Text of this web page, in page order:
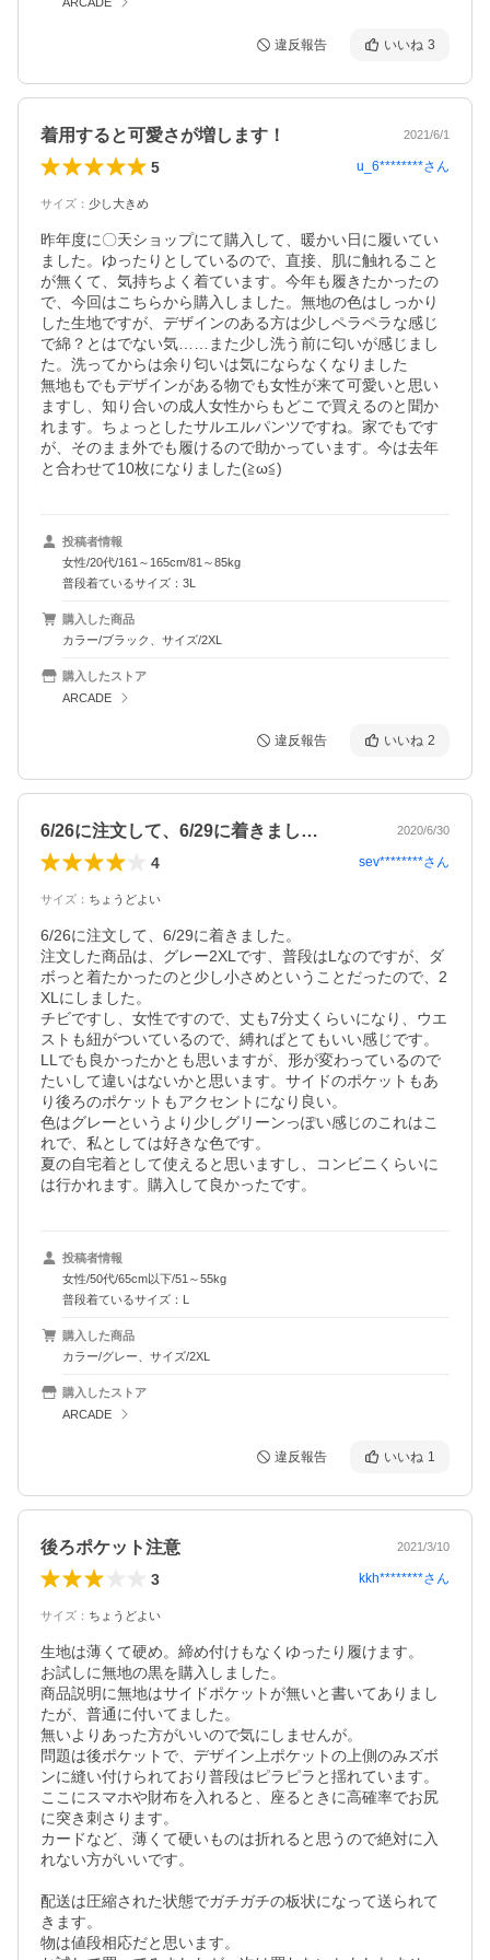
違反報告 いいね 3
着用すると可愛さが増します！ 2021/6/1
5 u_6********さん
サイズ ： 少し大きめ
昨年度に〇天ショップにて購入して、暖かい日に履いてい
ました。ゆったりとしているので、直接、肌に触れること
が無くて、気持ちよく着ています。今年も履きたかったの
で、今回はこちらから購入しました。無地の色はしっかり
した生地ですが、デザインのある方は少しペラペラな感じ
で綿？とはでない気……また少し洗う前に匂いが感じまし
た。洗ってからは余り匂いは気にならなくなりました
無地もでもデザインがある物でも女性が来て可愛いと思い
ますし、知り合いの成人女性からもどこで買えるのと聞か
れます。ちょっとしたサルエルパンツですね。家でもです
が、そのまま外でも履けるので助かっています。今は去年
と合わせて10枚になりました(≧ω≦)
投稿者情報
女性/20代/161～165cm/81～85kg
普段着ているサイズ：3L
購入した商品
カラー/ブラック、サイズ/2XL
購入したストア
ARCADE
違反報告 いいね 2
6/26に注文して、6/29に着きまし… 2020/6/30
4 sev********さん
サイズ ： ちょうどよい
6/26に注文して、6/29に着きました。
注文した商品は、グレー2XLです、普段はLなのですが、ダ
ボっと着たかったのと少し小さめということだったので、2
XLにしました。
チビですし、女性ですので、丈も7分丈くらいになり、ウエ
ストも紐がついているので、縛ればとてもいい感じです。
LLでも良かったかとも思いますが、形が変わっているので
たいして違いはないかと思います。サイドのポケットもあ
り後ろのポケットもアクセントになり良い。
色はグレーというより少しグリーンっぽい感じのこれはこ
れで、私としては好きな色です。
夏の自宅着として使えると思いますし、コンビニくらいに
は行かれます。購入して良かったです。
投稿者情報
女性/50代/65cm以下/51～55kg
普段着ているサイズ：L
購入した商品
カラー/グレー、サイズ/2XL
購入したストア
ARCADE
違反報告 いいね 1
後ろポケット注意 2021/3/10
3 kkh********さん
サイズ ： ちょうどよい
生地は薄くて硬め。締め付けもなくゆったり履けます。
お試しに無地の黒を購入しました。
商品説明に無地はサイドポケットが無いと書いてありまし
たが、普通に付いてました。
無いよりあった方がいいので気にしませんが。
問題は後ポケットで、デザイン上ポケットの上側のみズボ
ンに縫い付けられており普段はピラピラと揺れています。
ここにスマホや財布を入れると、座るときに高確率でお尻
に突き刺さります。
カードなど、薄くて硬いものは折れると思うので絶対に入
れない方がいいです。
配送は圧縮された状態でガチガチの板状になって送られて
きます。
物は値段相応だと思います。